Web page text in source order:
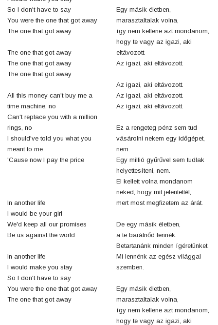
So I don't have to say
You were the one that got away
The one that got away
The one that got away
The one that got away
The one that got away
All this money can't buy me a
time machine, no
Can't replace you with a million
rings, no
I should've told you what you
meant to me
'Cause now I pay the price
In another life
I would be your girl
We'd keep all our promises
Be us against the world
In another life
I would make you stay
So I don't have to say
You were the one that got away
The one that got away
Egy másik életben,
marasztaltalak volna,
így nem kellene azt mondanom,
hogy te vagy az igazi, aki
eltávozott.
Az igazi, aki eltávozott.
Az igazi, aki eltávozott.
Az igazi, aki eltávozott.
Az igazi, aki eltávozott.
Ez a rengeteg pénz sem tud
vásárolni nekem egy időgépet,
nem.
Egy millió gyűrűvel sem tudlak
helyettesíteni, nem.
El kellett volna mondanom
neked, hogy mit jelentettél,
mert most megfizetem az árát.
De egy másik életben,
a te barátnőd lennék.
Betartanánk minden ígéretünket.
Mi lennénk az egész világgal
szemben.
Egy másik életben,
marasztaltalak volna,
így nem kellene azt mondanom,
hogy te vagy az igazi, aki